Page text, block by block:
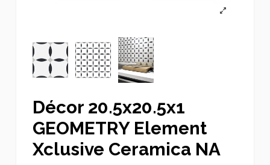
Décor 20.5x20.5x1
GEOMETRY Element
Xclusive Ceramica NA